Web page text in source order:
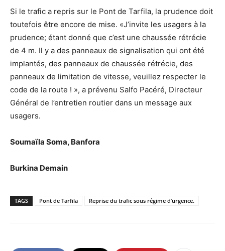
Si le trafic a repris sur le Pont de Tarfila, la prudence doit
toutefois être encore de mise. «J’invite les usagers à la
prudence; étant donné que c’est une chaussée rétrécie
de 4 m. Il y a des panneaux de signalisation qui ont été
implantés, des panneaux de chaussée rétrécie, des
panneaux de limitation de vitesse, veuillez respecter le
code de la route ! », a prévenu Salfo Pacéré, Directeur
Général de l’entretien routier dans un message aux
usagers.
Soumaïla Soma, Banfora
Burkina Demain
TAGS Pont de Tarfila Reprise du trafic sous régime d’urgence.